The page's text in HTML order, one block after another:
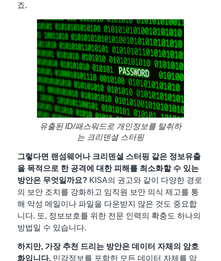
죠.
유출된 ID/패스워드로 개인정보를 탈취하
는 크리덴셜 스터핑
그렇다면 랜섬웨어나 크리덴셜 스터핑 같은 정보유출
을 목적으로 한 공격에 대한 피해를 최소화할 수 있는
방안은 무엇일까요? KISA의 권고와 같이 다양한 경로
의 보안 조치를 강화하고 임직원 보안 의식 제고를 통
해 악성 메일이나 파일을 다운받지 않은 것도 중요합
니다. 또, 정보보호를 위한 전문 인력의 확충도 하나의
방법일 수 있습니다.
하지만, 가장 추천 드리는 방안은 데이터 자체의 암호
화입니다. 민감정보를 포함한 모든 데이터 자체를 암